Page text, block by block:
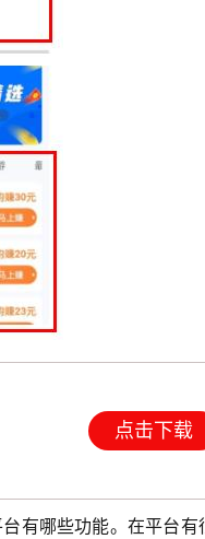
点击下载
有哪些功能。在平台有